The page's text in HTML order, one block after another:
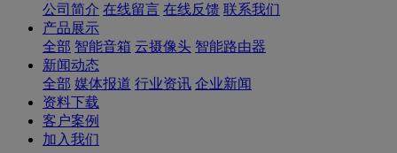
公司简介 在线留言 在线反馈 联系我们
产品展示
全部 智能音箱 云摄像头 智能路由器
新闻动态
全部 媒体报道 行业资讯 企业新闻
资料下载
客户案例
加入我们